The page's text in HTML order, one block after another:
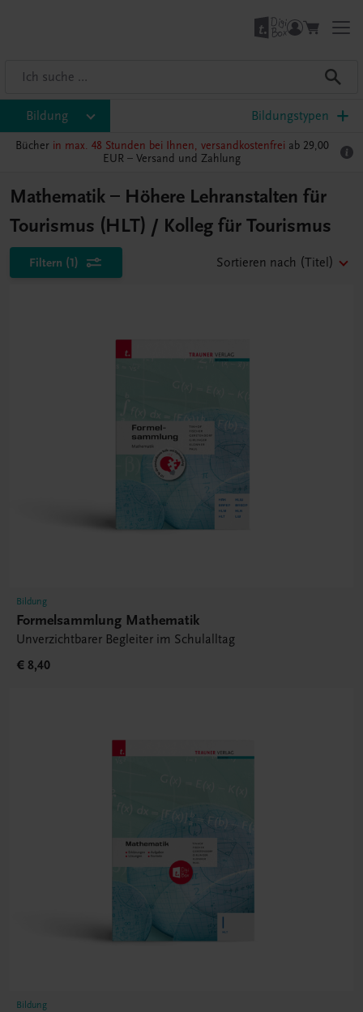
Bildung Bildungstypen
Bücher in max. 48 Stunden bei Ihnen, versandkostenfrei ab 29,00
EUR – Versand und Zahlung
Mathematik – Höhere Lehranstalten für
Tourismus (HLT) / Kolleg für Tourismus
Filtern (1) Sortieren nach (Titel)
Bildung
Formelsammlung Mathematik
Unverzichtbarer Begleiter im Schulalltag
€ 8,40
Bildung